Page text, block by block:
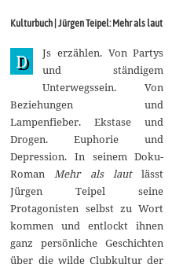
Kulturbuch | Jürgen Teipel: Mehr als laut
D
Js erzählen. Von Partys
und ständigem
Unterwegssein. Von
Beziehungen und
Lampenfieber. Ekstase und
Drogen. Euphorie und
Depression. In seinem Doku-
Roman Mehr als lautlässt
Jürgen Teipel seine
Protagonisten selbst zu Wort
kommen und entlockt ihnen
ganz persönliche Geschichten
über die wilde Clubkultur der